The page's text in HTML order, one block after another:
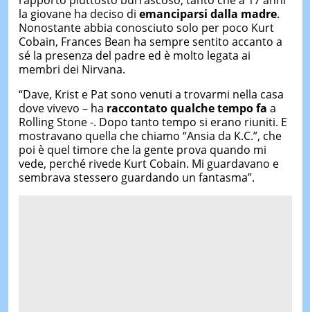
la giovane ha deciso di emanciparsi dalla madre.
Nonostante abbia conosciuto solo per poco Kurt
Cobain, Frances Bean ha sempre sentito accanto a
sé la presenza del padre ed è molto legata ai
membri dei Nirvana.
“Dave, Krist e Pat sono venuti a trovarmi nella casa
dove vivevo – ha raccontato qualche tempo fa a
Rolling Stone -. Dopo tanto tempo si erano riuniti. E
mostravano quella che chiamo “Ansia da K.C.”, che
poi è quel timore che la gente prova quando mi
vede, perché rivede Kurt Cobain. Mi guardavano e
sembrava stessero guardando un fantasma”.